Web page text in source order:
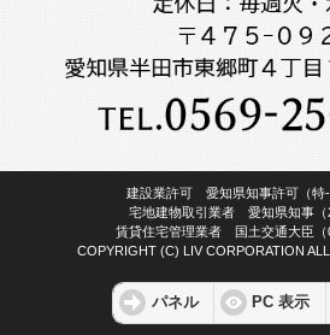
建設業許可 愛知県知事許可（特
宅地建物取引業者 愛知県知事（
賃貸住宅管理業者 国土交通大臣（
COPYRIGHT (C) LIV CORPORATION
パネル PC 表示